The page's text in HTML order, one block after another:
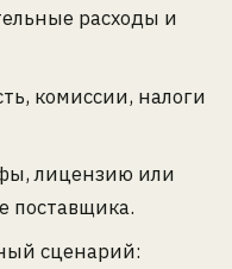
расходы и
комиссии, налоги
лицензию или
поставщика.
сценарий: